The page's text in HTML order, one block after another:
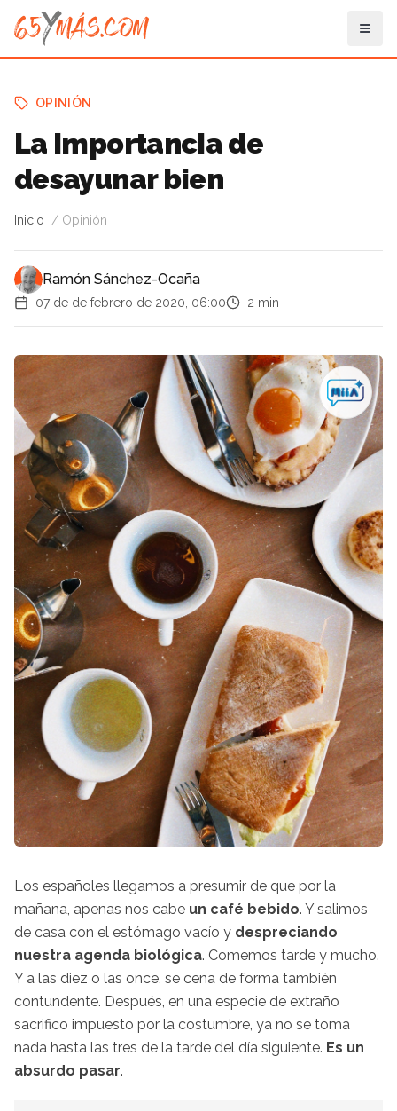
OPINIÓN
La importancia de
desayunar bien
Inicio Opinión
Ramón Sánchez-Ocaña
07 de de febrero de 2020, 06:00 2 min
Los españoles llegamos a presumir de que por la
mañana, apenas nos cabe un café bebido. Y salimos
de casa con el estómago vacío y despreciando
nuestra agenda biológica. Comemos tarde y mucho.
Y a las diez o las once, se cena de forma también
contundente. Después, en una especie de extraño
sacrifico impuesto por la costumbre, ya no se toma
nada hasta las tres de la tarde del día siguiente. Es un
absurdo pasar.